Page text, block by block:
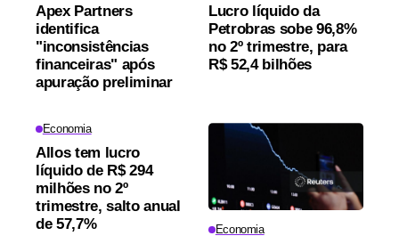
Apex Partners
identifica
"inconsistências
financeiras" após
apuração preliminar
Lucro líquido da
Petrobras sobe 96,8%
no 2º trimestre, para
R$ 52,4 bilhões
Economia
Allos tem lucro
líquido de R$ 294
milhões no 2º
trimestre, salto anual
de 57,7%
Economia